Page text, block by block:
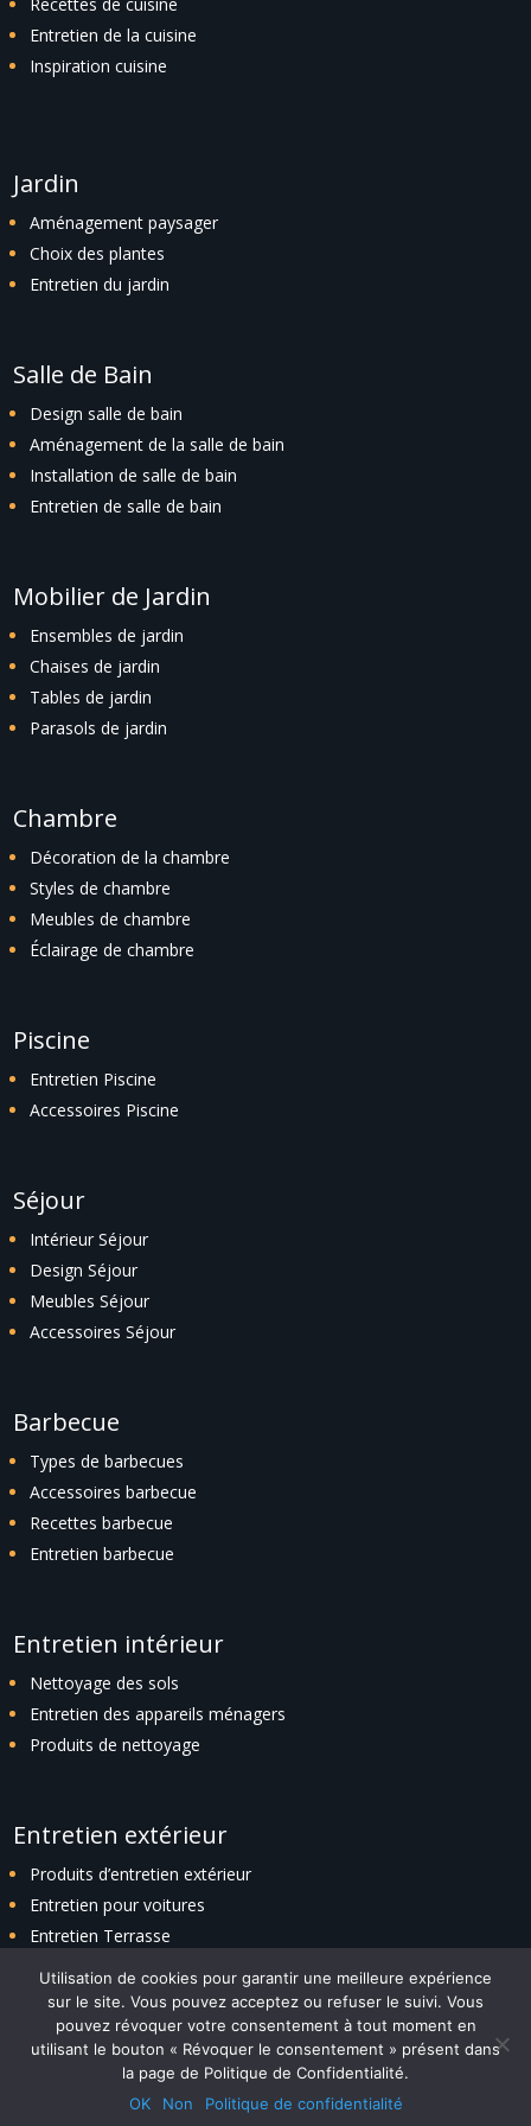
Entretien de la cuisine
Inspiration cuisine
Jardin
Aménagement paysager
Choix des plantes
Entretien du jardin
Salle de Bain
Design salle de bain
Aménagement de la salle de bain
Installation de salle de bain
Entretien de salle de bain
Mobilier de Jardin
Ensembles de jardin
Chaises de jardin
Tables de jardin
Parasols de jardin
Chambre
Décoration de la chambre
Styles de chambre
Meubles de chambre
Éclairage de chambre
Piscine
Entretien Piscine
Accessoires Piscine
Séjour
Intérieur Séjour
Design Séjour
Meubles Séjour
Accessoires Séjour
Barbecue
Types de barbecues
Accessoires barbecue
Recettes barbecue
Entretien barbecue
Entretien intérieur
Nettoyage des sols
Entretien des appareils ménagers
Produits de nettoyage
Entretien extérieur
Produits d’entretien extérieur
Entretien pour voitures
Entretien Terrasse
Plan du site| Politique de confidentialité| Contact
– © 2023 TENDANCESMAISON.FR – Tous
droits réservés
Utilisation de cookies pour garantir une meilleure expérience
sur le site. Vous pouvez acceptez ou refuser le suivi. Vous
pouvez révoquer votre consentement à tout moment en
utilisant le bouton « Révoquer le consentement » présent dans
la page de Politique de Confidentialité.
OK
Non Politique de confidentialité